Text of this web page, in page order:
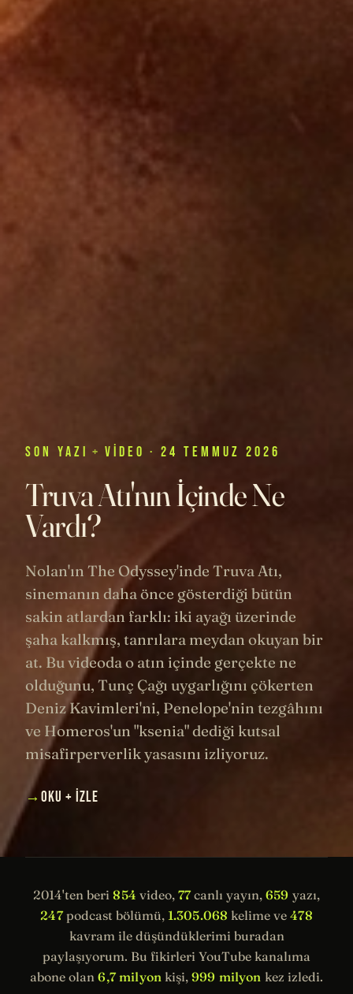
SON YAZI + VIDEO · 24 TEMMUZ 2026
Truva Atı'nın İçinde Ne
Vardı?
Nolan'ın The Odyssey'inde Truva Atı,
sinemanın daha önce gösterdiği bütün
sakin atlardan farklı: iki ayağı üzerinde
şaha kalkmış, tanrılara meydan okuyan bir
at. Bu videoda o atın içinde gerçekte ne
olduğunu, Tunç Çağı uygarlığını çökerten
Deniz Kavimleri'ni, Penelope'nin tezgâhını
ve Homeros'un "ksenia" dediği kutsal
misafirperverlik yasasını izliyoruz.
→ OKU + İZLE
2014'ten beri854 video, 77canlı yayın,659 yazı,
247podcast bölümü, 1.305.068 kelime ve478
kavram ile düşündüklerimi buradan
paylaşıyorum. Bu fikirleri YouTube kanalıma
abone olan6,7 milyon kişi, 999 milyon kez izledi.